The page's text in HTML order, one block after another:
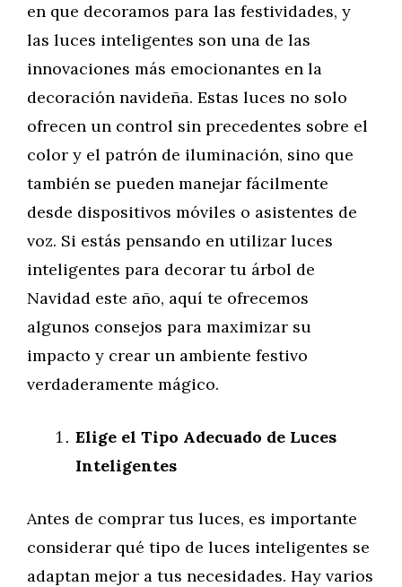
en que decoramos para las festividades, y
las luces inteligentes son una de las
innovaciones más emocionantes en la
decoración navideña. Estas luces no solo
ofrecen un control sin precedentes sobre el
color y el patrón de iluminación, sino que
también se pueden manejar fácilmente
desde dispositivos móviles o asistentes de
voz. Si estás pensando en utilizar luces
inteligentes para decorar tu árbol de
Navidad este año, aquí te ofrecemos
algunos consejos para maximizar su
impacto y crear un ambiente festivo
verdaderamente mágico.
Elige el Tipo Adecuado de Luces
Inteligentes
Antes de comprar tus luces, es importante
considerar qué tipo de luces inteligentes se
adaptan mejor a tus necesidades. Hay varios